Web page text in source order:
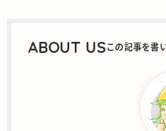
ABOUT US